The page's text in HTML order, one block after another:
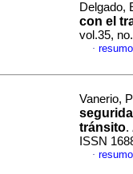
Delgado,
con el
vol.35,
·
Vanerio,
tránsito.
ISSN
·